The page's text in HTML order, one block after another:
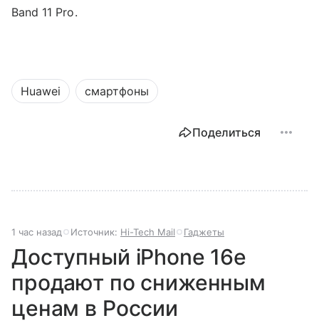
Band 11 Pro.
Huawei смартфоны
Поделиться
1 час назад Источник: Hi-Tech Mail Гаджеты
Доступный iPhone 16e
продают по сниженным
ценам в России